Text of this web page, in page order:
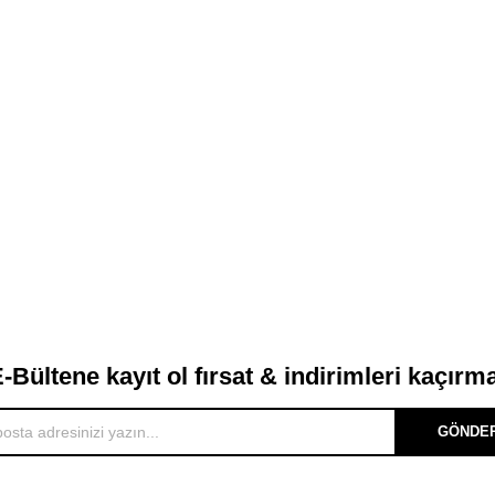
Bültene kayıt ol fırsat & indirimleri